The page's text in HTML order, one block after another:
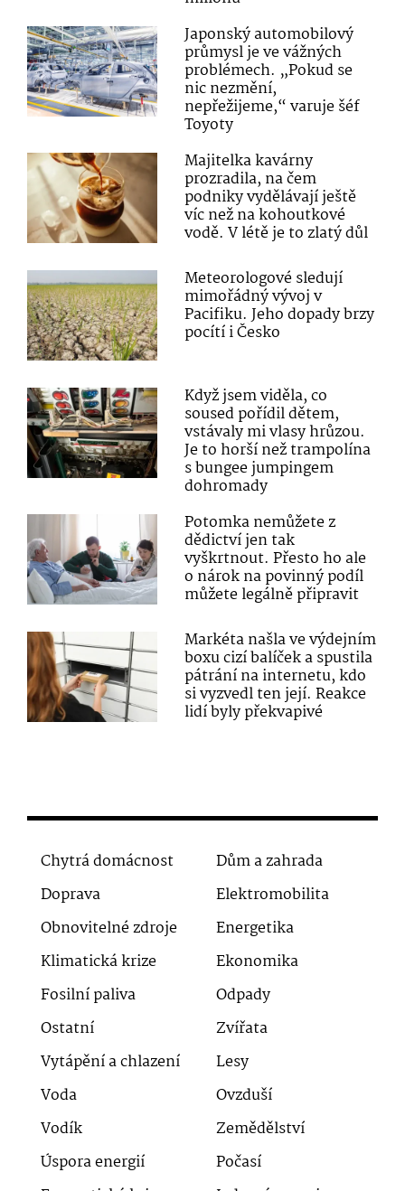
Japonský automobilový
průmysl je ve vážných
problémech. „Pokud se
nic nezmění,
nepřežijeme,“ varuje šéf
Toyoty
Majitelka kavárny
prozradila, na čem
podniky vydělávají ještě
víc než na kohoutkové
vodě. V létě je to zlatý důl
Meteorologové sledují
mimořádný vývoj v
Pacifiku. Jeho dopady brzy
pocítí i Česko
Když jsem viděla, co
soused pořídil dětem,
vstávaly mi vlasy hrůzou.
Je to horší než trampolína
s bungee jumpingem
dohromady
Potomka nemůžete z
dědictví jen tak
vyškrtnout. Přesto ho ale
o nárok na povinný podíl
můžete legálně připravit
Markéta našla ve výdejním
boxu cizí balíček a spustila
pátrání na internetu, kdo
si vyzvedl ten její. Reakce
lidí byly překvapivé
Chytrá domácnost
Dům a zahrada
Doprava
Elektromobilita
Obnovitelné zdroje
Energetika
Klimatická krize
Ekonomika
Fosilní paliva
Odpady
Ostatní
Zvířata
Vytápění a chlazení
Lesy
Voda
Ovzduší
Vodík
Zemědělství
Úspora energií
Počasí